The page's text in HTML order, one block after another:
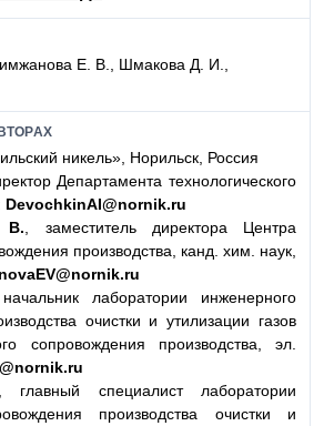
Е. В., Шмакова Д. И.,
никель», Норильск, Россия
Департамента технологического
DevochkinAI@nornik.ru
В. , заместитель директора Центра
производства, канд. хим. наук,
начальник лаборатории инженерного
очистки и утилизации газов
сопровождения производства, эл.
, главный специалист лаборатории
производства очистки и